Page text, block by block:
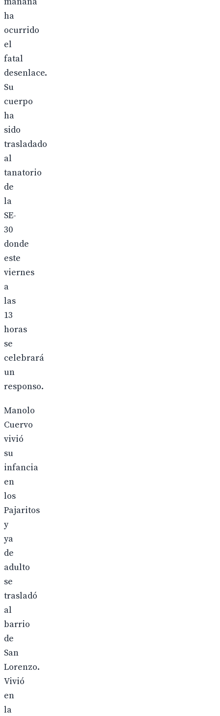
ha
ocurrido
el
fatal
desenlace.
Su
cuerpo
ha
sido
trasladado
al
tanatorio
de
la
SE-
30
donde
este
viernes
a
las
13
horas
se
celebrará
un
responso.
Manolo
Cuervo
vivió
su
infancia
en
los
Pajaritos
y
ya
de
adulto
se
trasladó
al
barrio
de
San
Lorenzo.
Vivió
en
la